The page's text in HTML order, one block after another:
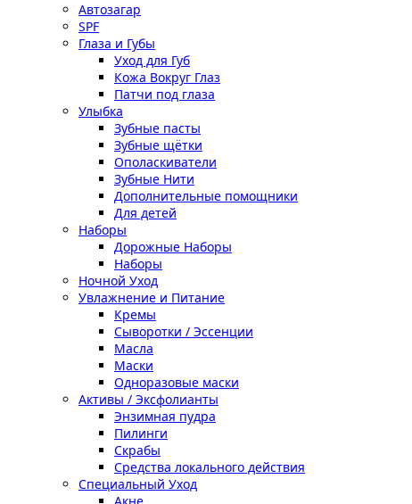
Автозагар
SPF
Глаза и Губы
Уход для Губ
Кожа Вокруг Глаз
Патчи под глаза
Улыбка
Зубные пасты
Зубные щётки
Ополаскиватели
Зубные Нити
Дополнительные помощники
Для детей
Наборы
Дорожные Наборы
Наборы
Ночной Уход
Увлажнение и Питание
Кремы
Сыворотки / Эссенции
Масла
Маски
Одноразовые маски
Активы / Эксфолианты
Энзимная пудра
Пилинги
Скрабы
Средства локального действия
Специальный Уход